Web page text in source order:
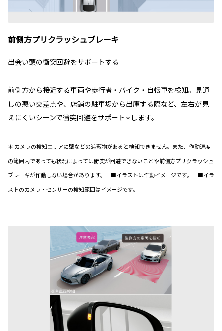
前側方プリクラッシュブレーキ
出会い頭の衝突回避をサポートする
前側方から接近する車両や歩行者・バイク・自転車を検知。見通
しの悪い交差点や、店舗の駐車場から出庫する際など、左右が見
えにくいシーンで衝突回避をサポート＊ します。
＊ カメラの検知エリアに壁などの遮蔽物があると検知できません。また、作動速度
の範囲内であっても状況によっては衝突が回避できないことや前側方プリクラッシュ
ブレーキが作動しない場合があります。 ■イラストは作動イメージです。 ■イラ
ストのカメラ・センサーの検知範囲はイメージです。